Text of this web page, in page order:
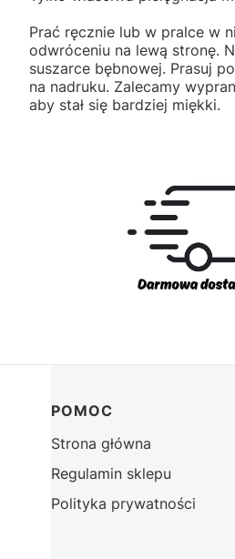
Prać ręcznie lub w pralce w
odwróceniu na lewą stronę.
suszarce bębnowej. Prasuj
na nadruku. Zalecamy
aby stał się bardziej miękki.
Linki w stopce
POMOC
Strona główna
Regulamin sklepu
Polityka prywatności